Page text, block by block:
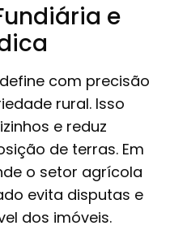
e
com precisão
rural. Isso
e reduz
de terras. Em
o setor agrícola
evita disputas e
dos imóveis.